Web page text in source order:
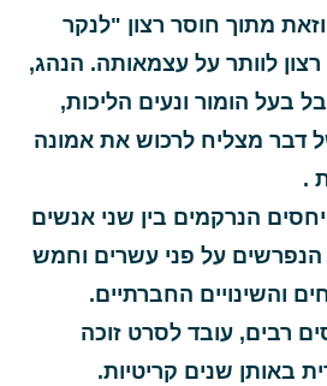
מתוך חוסר רצון "לנקר
רצון לוותר על עצמאותה. הנהג,
בעל הומור ונעים הליכות,
דבר מצליח לרכוש את אמונה
.
הנרקמים בין שני אנשים
הנפרשים על פני עשרים וחמש
והשינויים החברתיים.
רבים, עובד לסרט זוכה
באותן שנים קריטיות.